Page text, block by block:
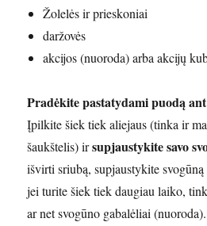
Žolelės ir prieskoniai
daržovės
akcijos (nuoroda) arba akcijų
Pradėkite pastatydami puodą
Įpilkite šiek tiek aliejaus (tinka ir
šaukštelis) irsupjaustykite savo
išvirti sriubą, supjaustykite
jei turite šiek tiek daugiau laiko,
ar net svogūno gabalėliai (nuoroda).